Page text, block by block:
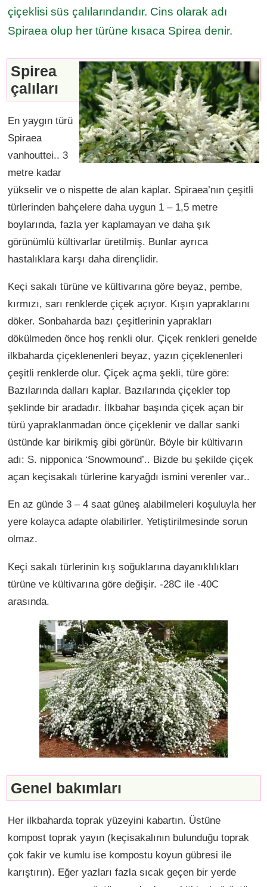
çiçeklisi süs çalılarındandır. Cins olarak adı
Spiraea olup her türüne kısaca Spirea denir.
Spirea
çalıları
En yaygın türü
Spiraea
vanhouttei.. 3
metre kadar
yükselir ve o nispette de alan kaplar. Spiraea’nın çeşitli
türlerinden bahçelere daha uygun 1 – 1,5 metre
boylarında, fazla yer kaplamayan ve daha şık
görünümlü kültivarlar üretilmiş. Bunlar ayrıca
hastalıklara karşı daha dirençlidir.
Keçi sakalı türüne ve kültivarına göre beyaz, pembe,
kırmızı, sarı renklerde çiçek açıyor. Kışın yapraklarını
döker. Sonbaharda bazı çeşitlerinin yaprakları
dökülmeden önce hoş renkli olur. Çiçek renkleri genelde
ilkbaharda çiçeklenenleri beyaz, yazın çiçeklenenleri
çeşitli renklerde olur. Çiçek açma şekli, türe göre:
Bazılarında dalları kaplar. Bazılarında çiçekler top
şeklinde bir aradadır. İlkbahar başında çiçek açan bir
türü yapraklanmadan önce çiçeklenir ve dallar sanki
üstünde kar birikmiş gibi görünür. Böyle bir kültivarın
adı: S. nipponica ‘Snowmound’.. Bizde bu şekilde çiçek
açan keçisakalı türlerine karyağdı ismini verenler var..
En az günde 3 – 4 saat güneş alabilmeleri koşuluyla her
yere kolayca adapte olabilirler. Yetiştirilmesinde sorun
olmaz.
Keçi sakalı türlerinin kış soğuklarına dayanıklılıkları
türüne ve kültivarına göre değişir. -28C ile -40C
arasında.
Genel bakımları
Her ilkbaharda toprak yüzeyini kabartın. Üstüne
kompost toprak yayın (keçisakalının bulunduğu toprak
çok fakir ve kumlu ise kompostu koyun gübresi ile
karıştırın). Eğer yazları fazla sıcak geçen bir yerde